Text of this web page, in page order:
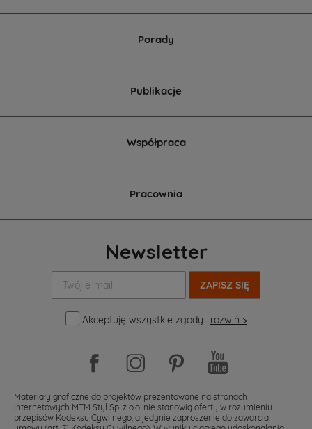
Porady
Publikacje
Współpraca
Pracownia
Newsletter
mail:
Akceptuję wszystkie zgody
rozwiń >
Materiały graficzne do projektów prezentowane na stronach
internetowych MTM Styl Sp. z o.o. nie stanowią oferty w rozumieniu
przepisów Kodeksu Cywilnego, a jedynie zaproszenie do zawarcia